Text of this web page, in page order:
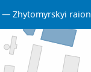
Zhytomyrskyi raion